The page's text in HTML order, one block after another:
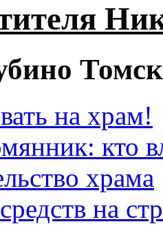
на храм!
кто
храма
на